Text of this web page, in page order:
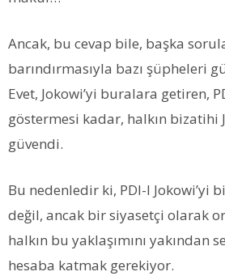
Ancak, bu cevap bile, başka
barındırmasıyla bazı şüpheleri
Evet, Jokowi’yi buralara getiren,
göstermesi kadar, halkın bizatihi
güvendi.
Bu nedenledir ki, PDI-I Jokowi’yi
değil, ancak bir siyasetçi olarak
halkın bu yaklaşımını yakından
hesaba katmak gerekiyor.